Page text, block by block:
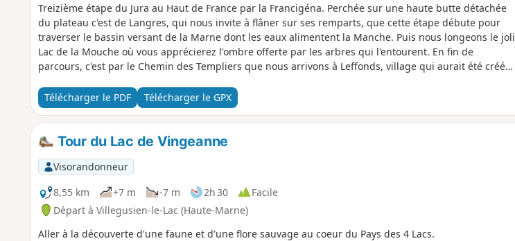
Treizième étape du Jura au Haut de France par la Francigéna. Perchée sur une haute butte détachée
du plateau c'est de Langres, qui nous invite à flâner sur ses remparts, que cette étape débute pour
traverser le bassin versant de la Marne dont les eaux alimentent la Manche. Puis nous longeons le joli
Lac de la Mouche où vous apprécierez l'ombre offerte par les arbres qui l'entourent. En fin de
parcours, c'est par le Chemin des Templiers que nous arrivons à Leffonds, village qui aurait été créé
Télécharger le PDF
Télécharger le GPX
Tour du Lac de Vingeanne
Visorandonneur
8,55 km
+7 m -7 m 2h 30
Facile
Départ à Villegusien-le-Lac (Haute-Marne)
Aller à la découverte d'une faune et d'une flore sauvage au coeur du Pays des 4 Lacs.